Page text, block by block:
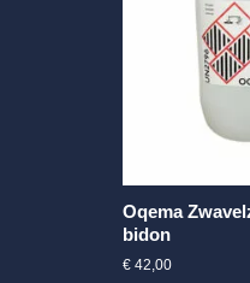
Oqema
bidon
€ 42,00